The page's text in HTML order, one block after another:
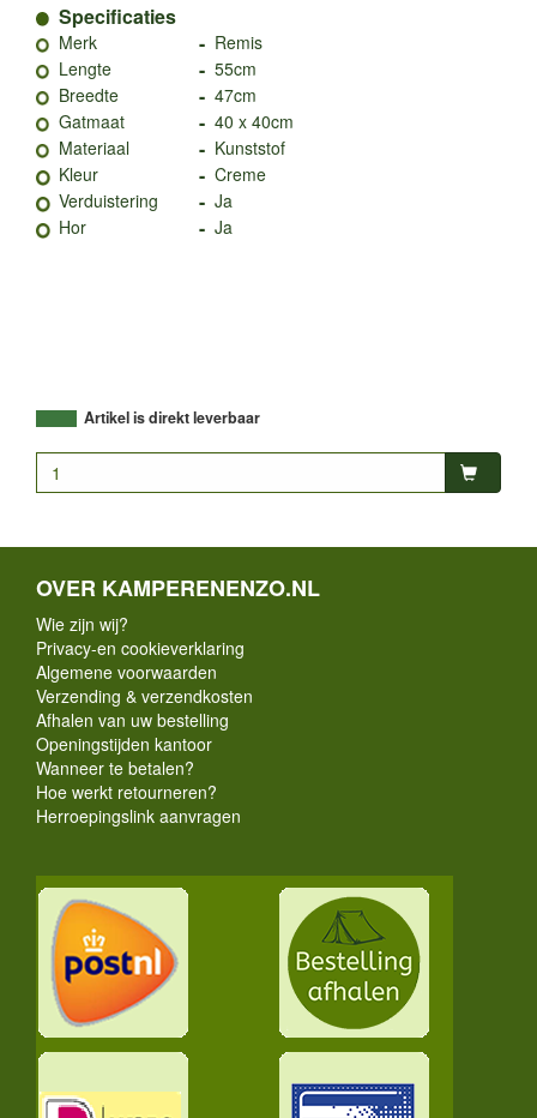
Specificaties
Merk - Remis
Lengte
- 55cm
Breedte
- 47cm
Gatmaat
- 40 x 40cm
Materiaal
- Kunststof
Kleur
- Creme
Verduistering
- Ja
Hor
- Ja
Artikel is direkt leverbaar
OVER KAMPERENENZO.NL
Wie zijn wij?
Privacy-en cookieverklaring
Algemene voorwaarden
Verzending & verzendkosten
Afhalen van uw bestelling
Openingstijden kantoor
Wanneer te betalen?
Hoe werkt retourneren?
Herroepingslink aanvragen